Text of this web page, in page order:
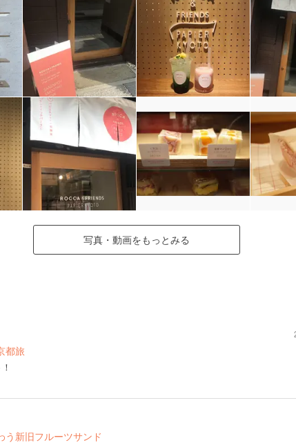
写真・動画をもっとみる
都旅
う新旧フルーツサンド